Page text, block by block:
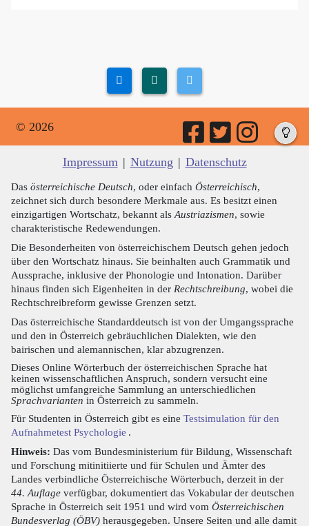
© 2026
Impressum | Nutzung | Datenschutz
Das österreichische Deutsch, oder einfach Österreichisch,
zeichnet sich durch besondere Merkmale aus. Es besitzt einen
einzigartigen Wortschatz, bekannt als Austriazismen, sowie
charakteristische Redewendungen.
Die Besonderheiten von österreichischem Deutsch gehen jedoch
über den Wortschatz hinaus. Sie beinhalten auch Grammatik und
Aussprache, inklusive der Phonologie und Intonation. Darüber
hinaus finden sich Eigenheiten in der Rechtschreibung, wobei die
Rechtschreibreform gewisse Grenzen setzt.
Das österreichische Standarddeutsch ist von der Umgangssprache
und den in Österreich gebräuchlichen Dialekten, wie den
bairischen und alemannischen, klar abzugrenzen.
Dieses Online Wörterbuch der österreichischen Sprache hat
keinen wissenschaftlichen Anspruch, sondern versucht eine
möglichst umfangreiche Sammlung an unterschiedlichen
Sprachvarianten in Österreich zu sammeln.
Für Studenten in Österreich gibt es eine Testsimulation für den
Aufnahmetest Psychologie .
Hinweis: Das vom Bundesministerium für Bildung, Wissenschaft
und Forschung mitinitiierte und für Schulen und Ämter des
Landes verbindliche Österreichische Wörterbuch, derzeit in der
44. Auflage verfügbar, dokumentiert das Vokabular der deutschen
Sprache in Österreich seit 1951 und wird vom Österreichischen
Bundesverlag (ÖBV) herausgegeben. Unsere Seiten und alle damit